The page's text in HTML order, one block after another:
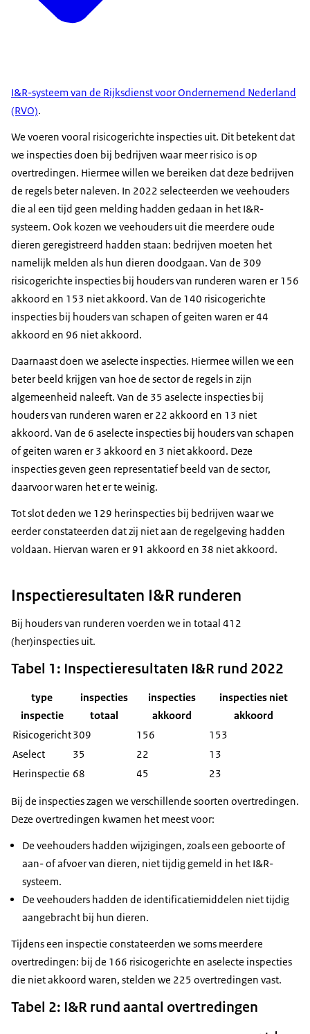
I&R-systeem van de Rijksdienst voor Ondernemend Nederland
(RVO).
We voeren vooral risicogerichte inspecties uit. Dit betekent dat
we inspecties doen bij bedrijven waar meer risico is op
overtredingen. Hiermee willen we bereiken dat deze bedrijven
de regels beter naleven. In 2022 selecteerden we veehouders
die al een tijd geen melding hadden gedaan in het I&R-
systeem. Ook kozen we veehouders uit die meerdere oude
dieren geregistreerd hadden staan: bedrijven moeten het
namelijk melden als hun dieren doodgaan. Van de 309
risicogerichte inspecties bij houders van runderen waren er 156
akkoord en 153 niet akkoord. Van de 140 risicogerichte
inspecties bij houders van schapen of geiten waren er 44
akkoord en 96 niet akkoord.
Daarnaast doen we aselecte inspecties. Hiermee willen we een
beter beeld krijgen van hoe de sector de regels in zijn
algemeenheid naleeft. Van de 35 aselecte inspecties bij
houders van runderen waren er 22 akkoord en 13 niet
akkoord. Van de 6 aselecte inspecties bij houders van schapen
of geiten waren er 3 akkoord en 3 niet akkoord. Deze
inspecties geven geen representatief beeld van de sector,
daarvoor waren het er te weinig.
Tot slot deden we 129 herinspecties bij bedrijven waar we
eerder constateerden dat zij niet aan de regelgeving hadden
voldaan. Hiervan waren er 91 akkoord en 38 niet akkoord.
Inspectieresultaten I&R runderen
Bij houders van runderen voerden we in totaal 412
(her)inspecties uit.
Tabel 1: Inspectieresultaten I&R rund 2022
type
inspectie
inspecties
totaal
inspecties
akkoord
inspecties niet
akkoord
Risicogericht309 156
153
Aselect
35 22
13
Herinspectie 68 45 23
Bij de inspecties zagen we verschillende soorten overtredingen.
Deze overtredingen kwamen het meest voor:
De veehouders hadden wijzigingen, zoals een geboorte of
aan- of afvoer van dieren, niet tijdig gemeld in het I&R-
systeem.
De veehouders hadden de identificatiemiddelen niet tijdig
aangebracht bij hun dieren.
Tijdens een inspectie constateerden we soms meerdere
overtredingen: bij de 166 risicogerichte en aselecte inspecties
die niet akkoord waren, stelden we 225 overtredingen vast.
Tabel 2: I&R rund aantal overtredingen